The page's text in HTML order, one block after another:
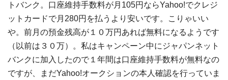
トバンク。口座維持手数料が月105円ならYahoo!でクレジ
ットカードで月280円を払うより安いです。こりゃいい
や。前月の預金残高が１０万円あれば無料になるようです
（以前は３０万）。私はキャンペーン中にジャパンネット
バンクに加入したので１年間は口座維持手数料が無料なの
ですが、まだYahoo!オークションの本人確認を行っていま